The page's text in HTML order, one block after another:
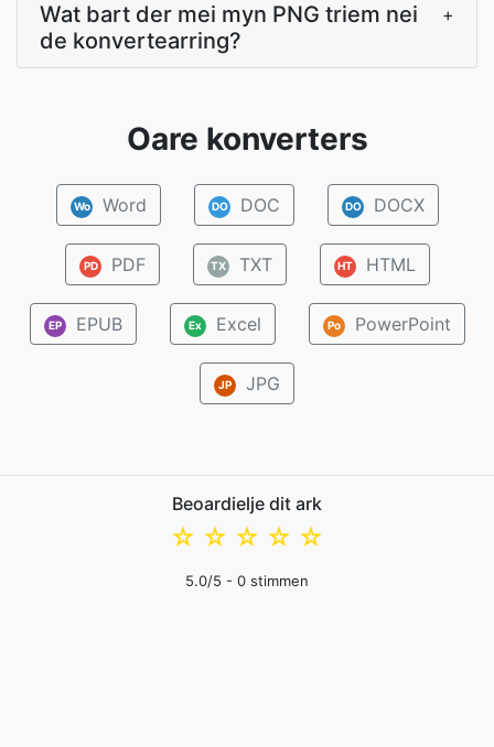
Wat bart der mei myn PNG triem nei
de konvertearring?
+
Oare konverters
Wo Word DO DOC DO DOCX
PD PDF TX TXT HT HTML
EP EPUB Ex Excel Po PowerPoint
JP JPG
Beoardielje dit ark
☆
☆
☆
☆
☆
5.0/5 - 0 stimmen